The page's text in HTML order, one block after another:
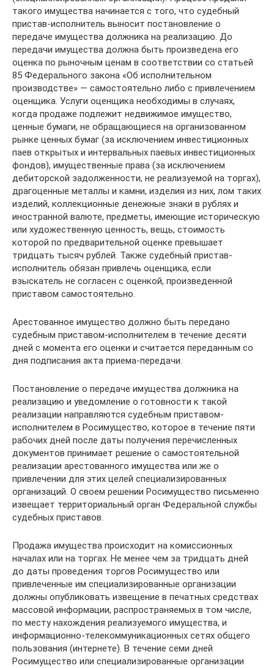
такого имущества начинается с того, что судебный
пристав-исполнитель выносит постановление о
передаче имущества должника на реализацию. До
передачи имущества должна быть произведена его
оценка по рыночным ценам в соответствии со статьей
85 Федерального закона «Об исполнительном
производстве» — самостоятельно либо с привлечением
оценщика. Услуги оценщика необходимы в случаях,
когда продаже подлежит недвижимое имущество,
ценные бумаги, не обращающиеся на организованном
рынке ценных бумаг (за исключением инвестиционных
паев открытых и интервальных паевых инвестиционных
фондов), имущественные права (за исключением
дебиторской задолженности, не реализуемой на торгах),
драгоценные металлы и камни, изделия из них, лом таких
изделий, коллекционные денежные знаки в рублях и
иностранной валюте, предметы, имеющие историческую
или художественную ценность, вещь, стоимость
которой по предварительной оценке превышает
тридцать тысяч рублей. Также судебный пристав-
исполнитель обязан привлечь оценщика, если
взыскатель не согласен с оценкой, произведенной
приставом самостоятельно.
Арестованное имущество должно быть передано
судебным приставом-исполнителем в течение десяти
дней с момента его оценки и считается переданным со
дня подписания акта приема-передачи.
Постановление о передаче имущества должника на
реализацию и уведомление о готовности к такой
реализации направляются судебным приставом-
исполнителем в Росимущество, которое в течение пяти
рабочих дней после даты получения перечисленных
документов принимает решение о самостоятельной
реализации арестованного имущества или же о
привлечении для этих целей специализированных
организаций. О своем решении Росимущество письменно
извещает территориальный орган Федеральной службы
судебных приставов.
Продажа имущества происходит на комиссионных
началах или на торгах. Не менее чем за тридцать дней
до даты проведения торгов Росимущество или
привлеченные им специализированные организации
должны опубликовать извещение в печатных средствах
массовой информации, распространяемых в том числе,
по месту нахождения реализуемого имущества, и
информационно-телекоммуникационных сетях общего
пользования (интернете). В течение семи дней
Росимущество или специализированные организации